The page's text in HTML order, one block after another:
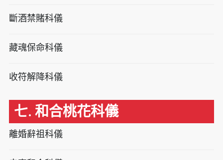
斷酒禁賭科儀
藏魂保命科儀
收符解降科儀
七. 和合桃花科儀
離婚辭祖科儀